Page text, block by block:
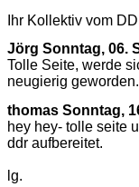
Ihr Kollektiv vom
Jörg Sonntag, 06.
Tolle Seite, werde
neugierig geworden.
thomas Sonntag,
hey hey- tolle seite
ddr aufbereitet.
lg.